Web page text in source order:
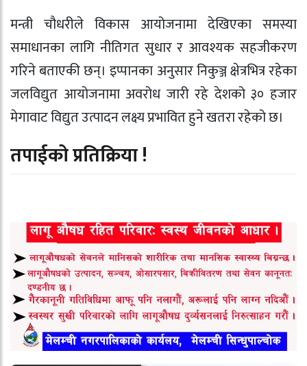
मन्त्री चौधरीले विकास आयोजनामा देखिएका समस्या
समाधानका लागि नीतिगत सुधार र आवश्यक सहजीकरण
गरिने बताएकी छन्। इप्पानका अनुसार निकुञ्ज क्षेत्रभित्र रहेका
जलविद्युत आयोजनामा अवरोध जारी रहे देशको ३० हजार
मेगावाट विद्युत उत्पादन लक्ष्य प्रभावित हुने खतरा रहेको छ।
तपाईको प्रतिक्रिया !